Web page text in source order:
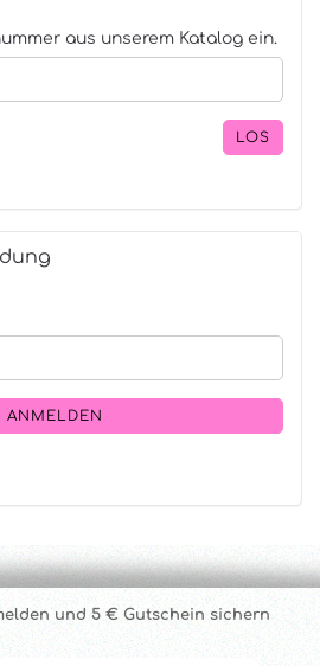
aus unserem Katalog ein.
LOS
ANMELDEN
n und 5 € Gutschein sichern